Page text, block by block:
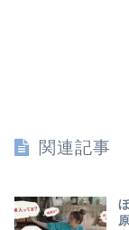
関連記事